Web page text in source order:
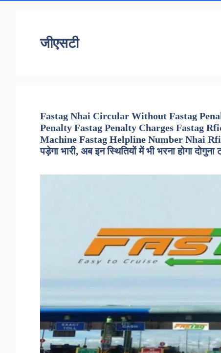
जीएसटी
Fastag Nhai Circular Without Fastag
Penalty Fastag Penalty Charges Fastag
Machine Fastag Helpline Number Nhai
पड़ेगा भारी, अब इन स्थितियों में भी भरना होगा